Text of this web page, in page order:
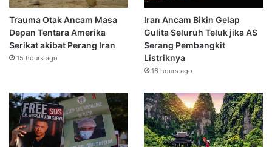
Trauma Otak Ancam Masa
Depan Tentara Amerika
Serikat akibat Perang Iran
15 hours ago
Iran Ancam Bikin Gelap
Gulita Seluruh Teluk jika AS
Serang Pembangkit
Listriknya
16 hours ago